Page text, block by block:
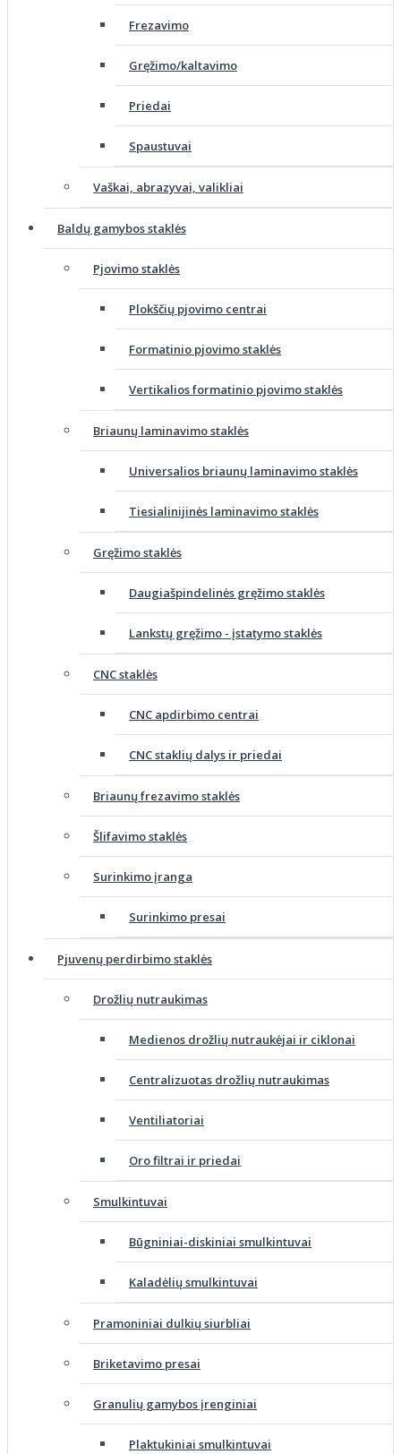
Frezavimo
Gręžimo/kaltavimo
Priedai
Spaustuvai
Vaškai, abrazyvai, valikliai
Baldų gamybos staklės
Pjovimo staklės
Plokščių pjovimo centrai
Formatinio pjovimo staklės
Vertikalios formatinio pjovimo staklės
Briaunų laminavimo staklės
Universalios briaunų laminavimo staklės
Tiesialinijinės laminavimo staklės
Gręžimo staklės
Daugiašpindelinės gręžimo staklės
Lankstų gręžimo - įstatymo staklės
CNC staklės
CNC apdirbimo centrai
CNC staklių dalys ir priedai
Briaunų frezavimo staklės
Šlifavimo staklės
Surinkimo įranga
Surinkimo presai
Pjuvenų perdirbimo staklės
Drožlių nutraukimas
Medienos drožlių nutraukėjai ir ciklonai
Centralizuotas drožlių nutraukimas
Ventiliatoriai
Oro filtrai ir priedai
Smulkintuvai
Būgniniai-diskiniai smulkintuvai
Kaladėlių smulkintuvai
Pramoniniai dulkių siurbliai
Briketavimo presai
Granulių gamybos įrenginiai
Plaktukiniai smulkintuvai